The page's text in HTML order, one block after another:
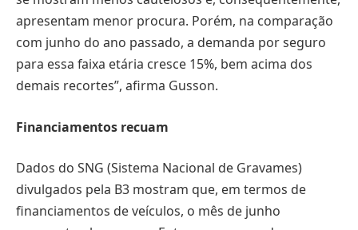
apresentam menor procura. Porém, na comparação
com junho do ano passado, a demanda por seguro
para essa faixa etária cresce 15%, bem acima dos
demais recortes”, afirma Gusson.
Financiamentos recuam
Dados do SNG (Sistema Nacional de Gravames)
divulgados pela B3 mostram que, em termos de
financiamentos de veículos, o mês de junho